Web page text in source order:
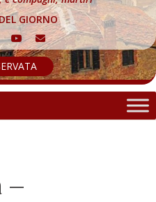
GIORNO
–